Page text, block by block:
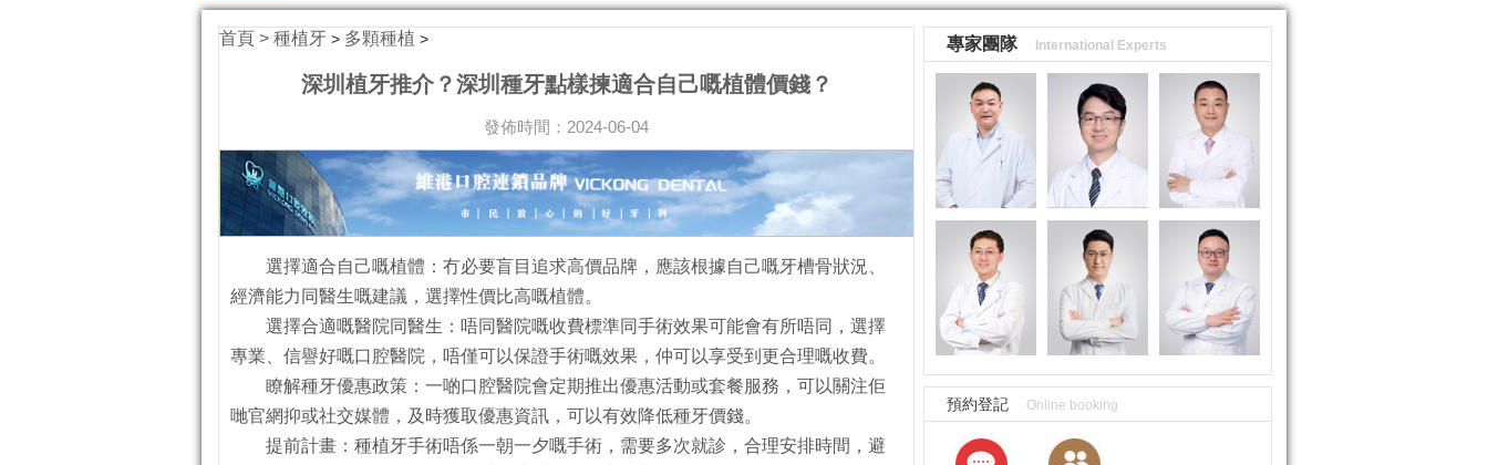
首頁 > 種植牙 > 多顆種植 >
深圳植牙推介？深圳種牙點樣揀適合自己嘅植體價錢？
發佈時間：2024-06-04
選擇適合自己嘅植體：冇必要盲目追求高價品牌，應該根據自己嘅牙槽骨狀況、
經濟能力同醫生嘅建議，選擇性價比高嘅植體。
選擇合適嘅醫院同醫生：唔同醫院嘅收費標準同手術效果可能會有所唔同，選擇
專業、信譽好嘅口腔醫院，唔僅可以保證手術嘅效果，仲可以享受到更合理嘅收費。
瞭解種牙優惠政策：一啲口腔醫院會定期推出優惠活動或套餐服務，可以關注佢
哋官網抑或社交媒體，及時獲取優惠資訊，可以有效降低種牙價錢。
提前計畫：種植牙手術唔係一朝一夕嘅手術，需要多次就診，合理安排時間，避
專家團隊 International Experts
預約登記 Online booking